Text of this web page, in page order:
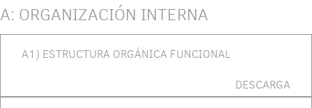
A: ORGANIZACIÓN INTERNA
A1) ESTRUCTURA ORGÁNICA FUNCIONAL
DESCARGA